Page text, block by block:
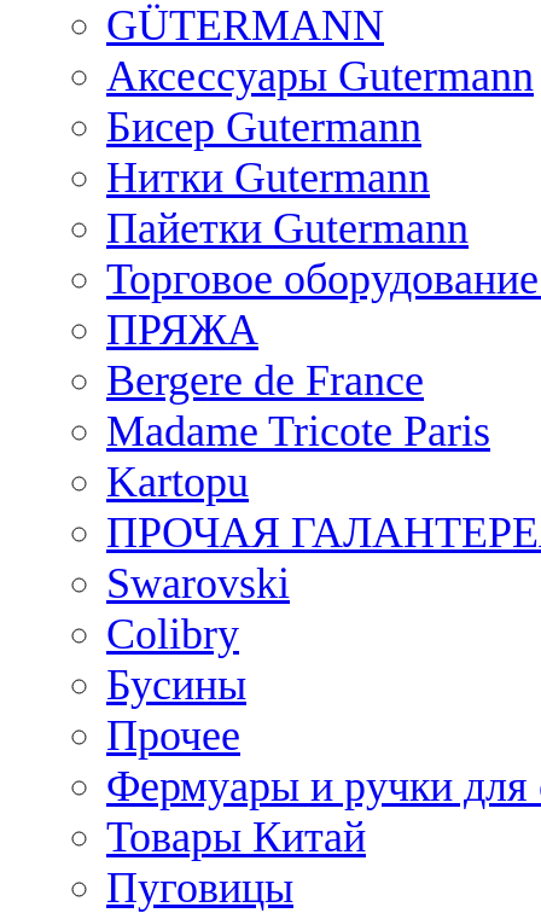
GÜTERMANN
Аксессуары Gutermann
Бисер Gutermann
Нитки Gutermann
Пайетки Gutermann
Торговое
ПРЯЖА
Bergere de France
Madame Tricote Paris
Kartopu
ПРОЧАЯ
Swarovski
Colibry
Бусины
Прочее
Фермуары и ручки для
Товары Китай
Пуговицы